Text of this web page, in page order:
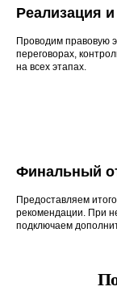
Реализация
Проводим правовую
переговорах,
на всех этапах.
Финальный
Предоставляем
рекомендации. При
подключаем